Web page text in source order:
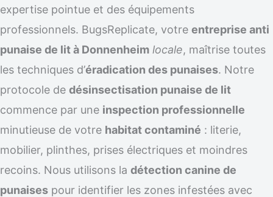
expertise pointue et des équipements
professionnels. BugsReplicate, votre entreprise anti
punaise de lit à Donnenheim locale, maîtrise toutes
les techniques d’éradication des punaises. Notre
protocole de désinsectisation punaise de lit
commence par une inspection professionnelle
minutieuse de votre habitat contaminé : literie,
mobilier, plinthes, prises électriques et moindres
recoins. Nous utilisons la détection canine de
punaises pour identifier les zones infestées avec